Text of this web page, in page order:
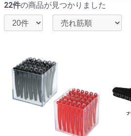
22件の商品が見つかりました